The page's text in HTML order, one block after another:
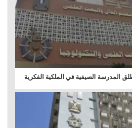
المدرسة الصيفية في الملكية الفكرية